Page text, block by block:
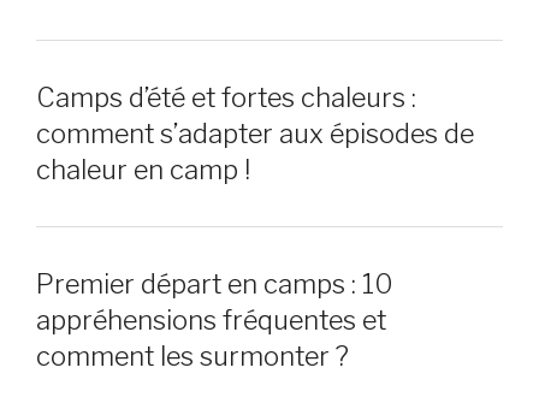
Camps d’été et fortes chaleurs :
comment s’adapter aux épisodes de
chaleur en camp !
Premier départ en camps : 10
appréhensions fréquentes et
comment les surmonter ?